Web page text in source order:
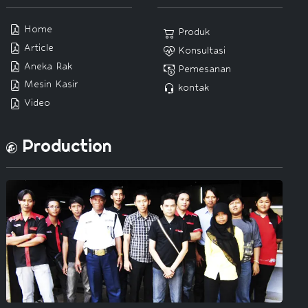
Home
Article
Aneka Rak
Mesin Kasir
Video
Produk
Konsultasi
Pemesanan
kontak
Production